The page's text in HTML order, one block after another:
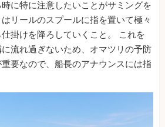
に特に注意したいことがサミングを
リールのスプールに指を置いて極々
掛けを降ろしていくこと。 これを
流れ過ぎないため、オマツリの予防
要なので、船長のアナウンスには指